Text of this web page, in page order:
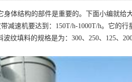
体结构的部件是重要的。下面小编就给
减速机要达到：150T/h-1000T/h。它的
纹填料的规格是为：300、250、125、